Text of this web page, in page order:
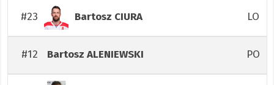
#23 Bartosz CIURA LO
#12 Bartosz ALENIEWSKI PO